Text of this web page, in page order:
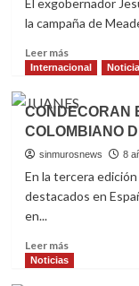
EDUCA:
QUINTERO
El exgobernador
la campaña de
Leer másRead
more
AGUILAR
PADILLA
DICE
QUE
VOCEROS
Internacional
CONDECORAN
COLOMBIANO
sinmurosnews 8
En la tercera
destacados en
en...
Leer másRead
more
Noticias